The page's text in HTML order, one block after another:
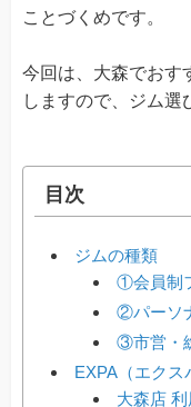
ことづくめです。
今回は、大森でおす
しますので、ジム選
目次
ジムの種類
①会員制
②パーソ
③市営・
EXPA（エクス
大森店